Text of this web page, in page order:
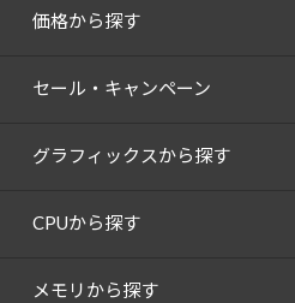
価格から探す
セール・キャンペーン
グラフィックスから探す
CPUから探す
メモリから探す